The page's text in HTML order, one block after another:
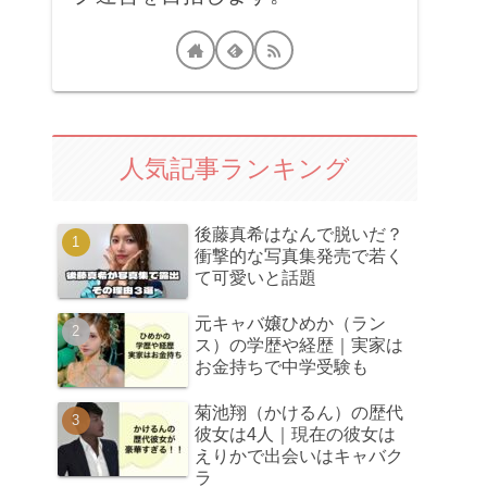
人気記事ランキング
後藤真希はなんで脱いだ？
衝撃的な写真集発売で若く
て可愛いと話題
元キャバ嬢ひめか（ラン
ス）の学歴や経歴｜実家は
お金持ちで中学受験も
菊池翔（かけるん）の歴代
彼女は4人｜現在の彼女は
えりかで出会いはキャバク
ラ